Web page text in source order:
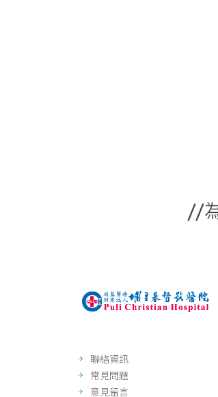
聯絡資訊
常見問題
意見留言